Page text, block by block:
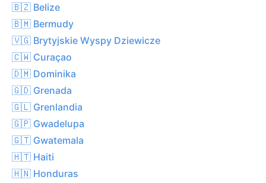
🇧🇿 Belize
🇧🇲 Bermudy
🇻🇬 Brytyjskie Wyspy Dziewicze
🇨🇼 Curaçao
🇩🇲 Dominika
🇬🇩 Grenada
🇬🇱 Grenlandia
🇬🇵 Gwadelupa
🇬🇹 Gwatemala
🇭🇹 Haiti
🇭🇳 Honduras